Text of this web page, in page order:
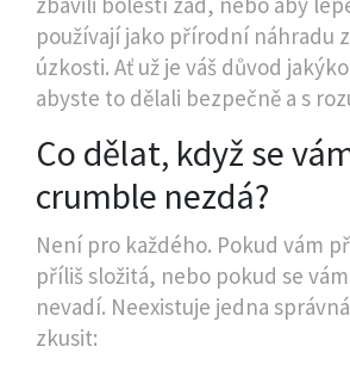
používají jako přírodní náhradu
úzkosti. Ať už je váš důvod
abyste to dělali bezpečně a s
Co dělat, když se
crumble nezdá?
Není pro každého. Pokud vám
příliš složitá, nebo pokud se
nevadí. Neexistuje jedna
zkusit: